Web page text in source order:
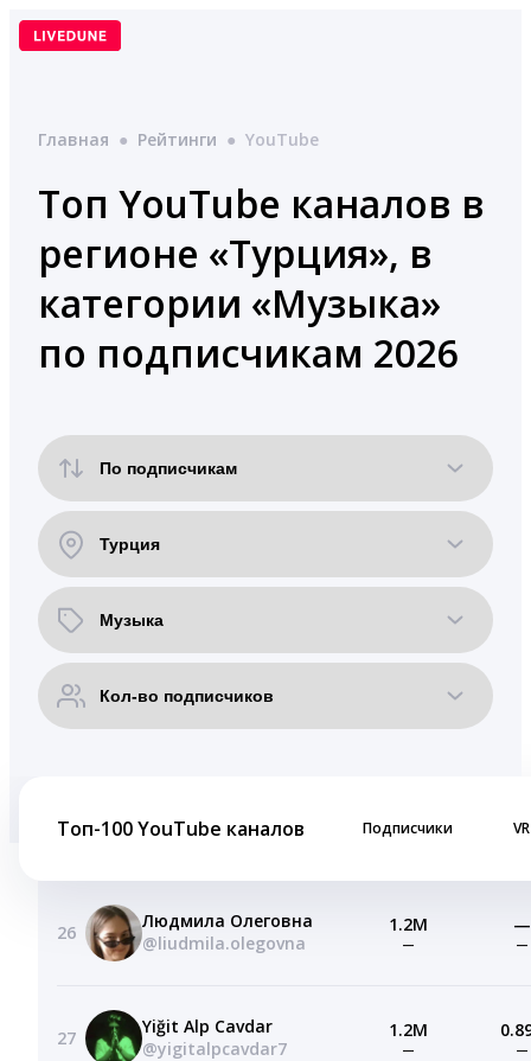
Перейти
Главная ● Рейтинги ● YouTube
Топ YouTube каналов в
регионе «Турция», в
категории «Музыка»
по подписчикам 2026
Топ-100 YouTube каналов Подписчики VR
26
Людмила Олеговна
@liudmila.olegovna
1.2M
—
—
—
27
Yiğit Alp Cavdar
@yigitalpcavdar7
1.2M
— —